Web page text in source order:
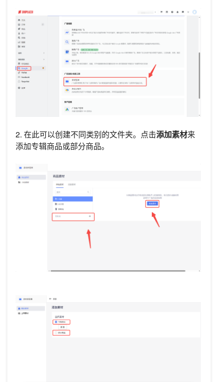
2. 在此可以创建不同类别的文件夹。点击添加素材来
添加专辑商品或部分商品。